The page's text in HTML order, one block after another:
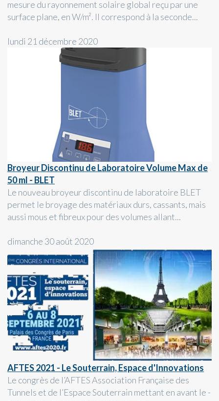
mesure du rayonnement solaire global reçu par une
surface plane, en W/m². Il correspond à la seconde...
lundi 21 décembre 2020
Broyeur Discontinu de Laboratoire Volume Max de
50 ml - BLET
Le nouveau broyeur discontinu de laboratoire BLET
permet le broyage des matériaux durs, cassants, mais
aussi mous et fibreux pour des volumes allant...
dimanche 30 août 2020
AFTES 2021 - Le Souterrain, Espace d'Innovations
Le congrès de l’AFTES Association Française des
Tunnels et de l’Espace Souterrain mettant en avant le -